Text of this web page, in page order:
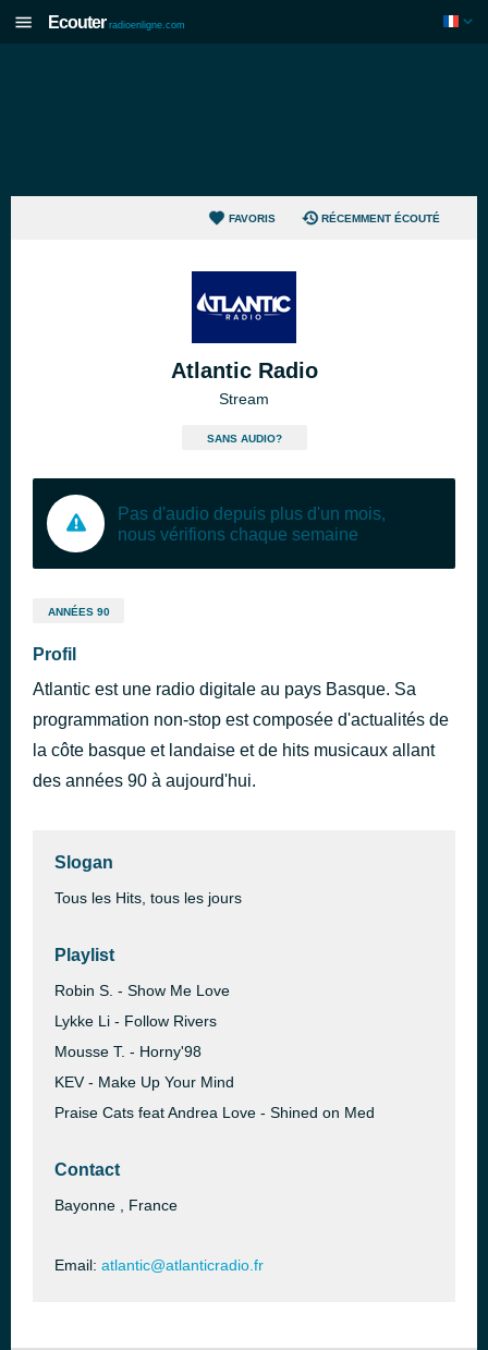
Ecouter radioenligne.com
FAVORIS RÉCEMMENT ÉCOUTÉ
Atlantic Radio
Stream
SANS AUDIO?
Pas d'audio depuis plus d'un mois,
nous vérifions chaque semaine
ANNÉES 90
Profil
Atlantic est une radio digitale au pays Basque. Sa
programmation non-stop est composée d'actualités de
la côte basque et landaise et de hits musicaux allant
des années 90 à aujourd'hui.
Slogan
Tous les Hits, tous les jours
Playlist
Robin S. - Show Me Love
Lykke Li - Follow Rivers
Mousse T. - Horny'98
KEV - Make Up Your Mind
Praise Cats feat Andrea Love - Shined on Med
Contact
Bayonne , France
Email: atlantic@atlanticradio.fr